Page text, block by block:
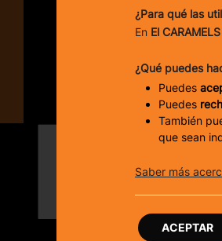
¿Para qué las
En El
¿Qué puedes
Puedes
Puedes
También
que sean
Saber más
ACEPTAR